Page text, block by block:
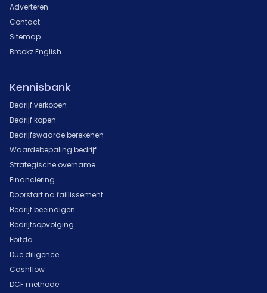
Adverteren
Contact
Sitemap
Brookz English
Kennisbank
Bedrijf verkopen
Bedrijf kopen
Bedrijfswaarde berekenen
Waardebepaling bedrijf
Strategische overname
Financiering
Doorstart na faillissement
Bedrijf beëindigen
Bedrijfsopvolging
Ebitda
Due diligence
Cashflow
DCF methode